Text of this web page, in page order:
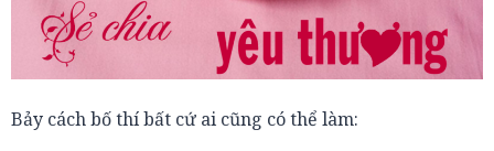
Bảy cách bố thí bất cứ ai cũng có thể làm: